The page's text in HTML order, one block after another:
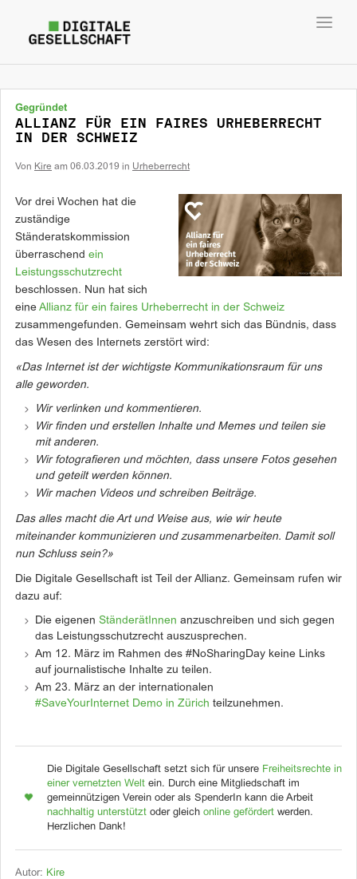
Gegründet
ALLIANZ FÜR EIN FAIRES URHEBERRECHT
IN DER SCHWEIZ
Von Kire am 06.03.2019 in Urheberrecht
Vor drei Wochen hat die
zuständige
Ständeratskommission
überraschend ein
Leistungsschutzrecht
beschlossen. Nun hat sich
eine Allianz für ein faires Urheberrecht in der Schweiz
zusammengefunden. Gemeinsam wehrt sich das Bündnis, dass
das Wesen des Internets zerstört wird:
«Das Internet ist der wichtigste Kommunikationsraum für uns
alle geworden.
Wir verlinken und kommentieren.
Wir finden und erstellen Inhalte und Memes und teilen sie
mit anderen.
Wir fotografieren und möchten, dass unsere Fotos gesehen
und geteilt werden können.
Wir machen Videos und schreiben Beiträge.
Das alles macht die Art und Weise aus, wie wir heute
miteinander kommunizieren und zusammenarbeiten. Damit soll
nun Schluss sein?»
Die Digitale Gesellschaft ist Teil der Allianz. Gemeinsam rufen wir
dazu auf:
Die eigenen StänderätInnen anzuschreiben und sich gegen
das Leistungsschutzrecht auszusprechen.
Am 12. März im Rahmen des #NoSharingDay keine Links
auf journalistische Inhalte zu teilen.
Am 23. März an der internationalen
#SaveYourInternet Demo in Zürich teilzunehmen.
Die Digitale Gesellschaft setzt sich für unsere Freiheitsrechte in
einer vernetzten Welt ein. Durch eine Mitgliedschaft im
gemeinnützigen Verein oder als SpenderIn kann die Arbeit
nachhaltig unterstützt oder gleich online gefördert werden.
Herzlichen Dank!
Autor: Kire